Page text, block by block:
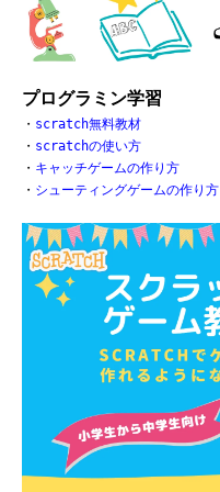
プログラミン学習
・ scratch無料教材
・ scratchの使い方
・ キャッチゲームの作り方
・ シューティングゲームの作り方